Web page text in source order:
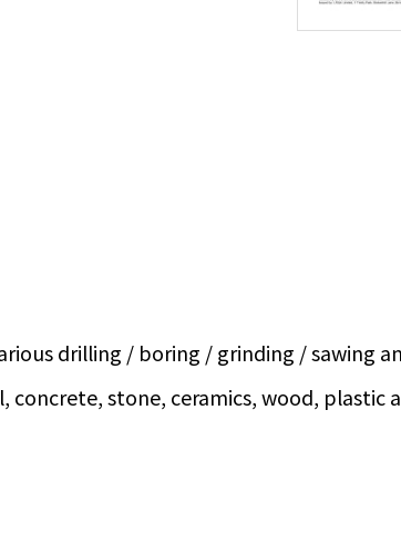
drilling / boring / grinding / sawing
stone, ceramics, wood, plastic